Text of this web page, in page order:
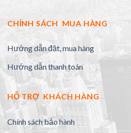
CHÍNH SÁCH MUA HÀNG
Hướng dẫn đặt, mua hàng
Hướng dẫn thanh toán
HỖ TRỢ KHÁCH HÀNG
Chính sách bảo hành